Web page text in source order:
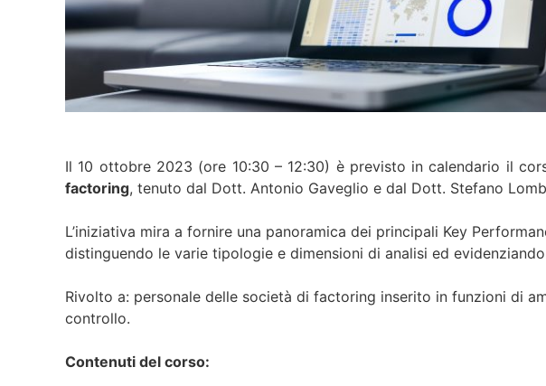
Il 10 ottobre 2023 (ore 10:30 – 12:30) è previsto in calendario il
factoring, tenuto dal Dott. Antonio Gaveglio e dal Dott. Stefano
L’iniziativa mira a fornire una panoramica dei principali Key
distinguendo le varie tipologie e dimensioni di analisi ed
Rivolto a: personale delle società di factoring inserito in funzioni di
controllo.
Contenuti del corso: